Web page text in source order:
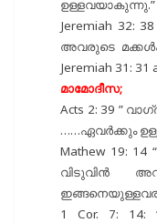
ഉള്ളവയാകുന്നു.”
Jeremiah 32:
അവരുടെ
Jeremiah 31: 31
മാമോദീസ;
Acts 2: 39 ”
……ഏവർക്കും
Mathew 19:
വിടുവിൻ
1 Cor. 7: